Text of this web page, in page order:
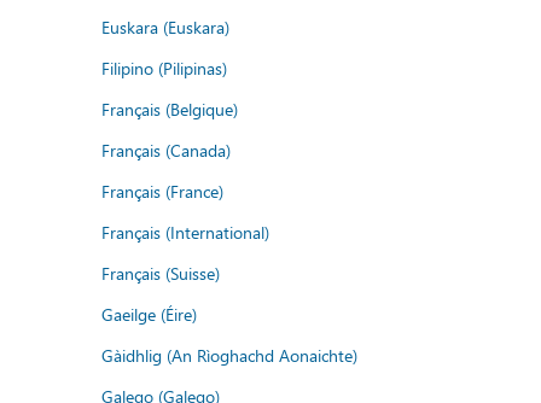
Euskara (Euskara)
Filipino (Pilipinas)
Français (Belgique)
Français (Canada)
Français (France)
Français (International)
Français (Suisse)
Gaeilge (Éire)
Gàidhlig (An Rìoghachd Aonaichte)
Galego (Galego)